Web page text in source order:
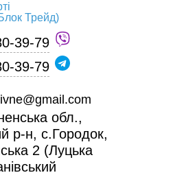
Трейд)
39-79
39-79
обл.,
р-н, с.Городок,
2 (Луцька